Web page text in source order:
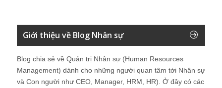
Giới thiệu về Blog Nhân sự
Blog chia sẻ về Quản trị Nhân sự (Human Resources
Management) dành cho những người quan tâm tới Nhân sự
và Con người như CEO, Manager, HRM, HR). Ở đây có các